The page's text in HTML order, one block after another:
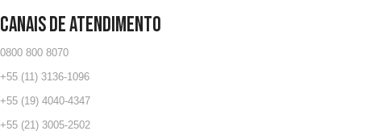
CANAIS DE ATENDIMENTO
0800 800 8070
+55 (11) 3136-1096
+55 (19) 4040-4347
+55 (21) 3005-2502